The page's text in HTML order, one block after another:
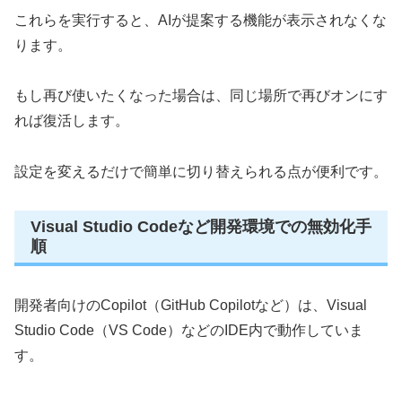
これらを実行すると、AIが提案する機能が表示されなくな
ります。
もし再び使いたくなった場合は、同じ場所で再びオンにす
れば復活します。
設定を変えるだけで簡単に切り替えられる点が便利です。
Visual Studio Codeなど開発環境での無効化手
順
開発者向けのCopilot（GitHub Copilotなど）は、Visual
Studio Code（VS Code）などのIDE内で動作していま
す。